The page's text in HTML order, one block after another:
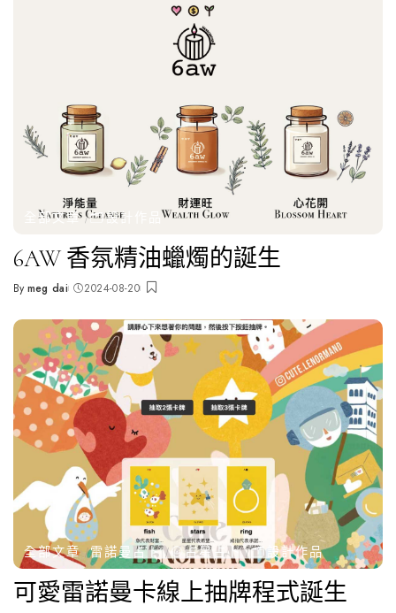
全部文章 🗂️設計作品
6AW 香氛精油蠟燭的誕生
Posted
By meg dai 2024-08-20
全部文章 雷諾曼占卜 🌝占星占卜 🗂️設計作品
可愛雷諾曼卡線上抽牌程式誕生